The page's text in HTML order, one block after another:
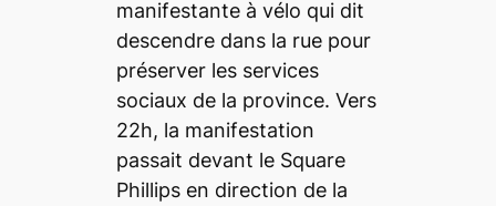
manifestante à vélo qui dit
descendre dans la rue pour
préserver les services
sociaux de la province. Vers
22h, la manifestation
passait devant le Square
Phillips en direction de la